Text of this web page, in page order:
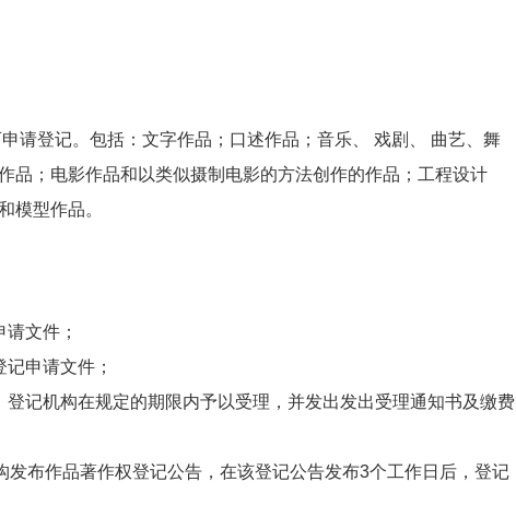
请登记。包括：文字作品；口述作品；音乐、 戏剧、 曲艺、舞
品；电影作品和以类似摄制电影的方法创作的作品；工程设计
模型作品。
文件；
申请文件；
记机构在规定的期限内予以受理，并发出发出受理通知书及缴费
布作品著作权登记公告，在该登记公告发布3个工作日后，登记